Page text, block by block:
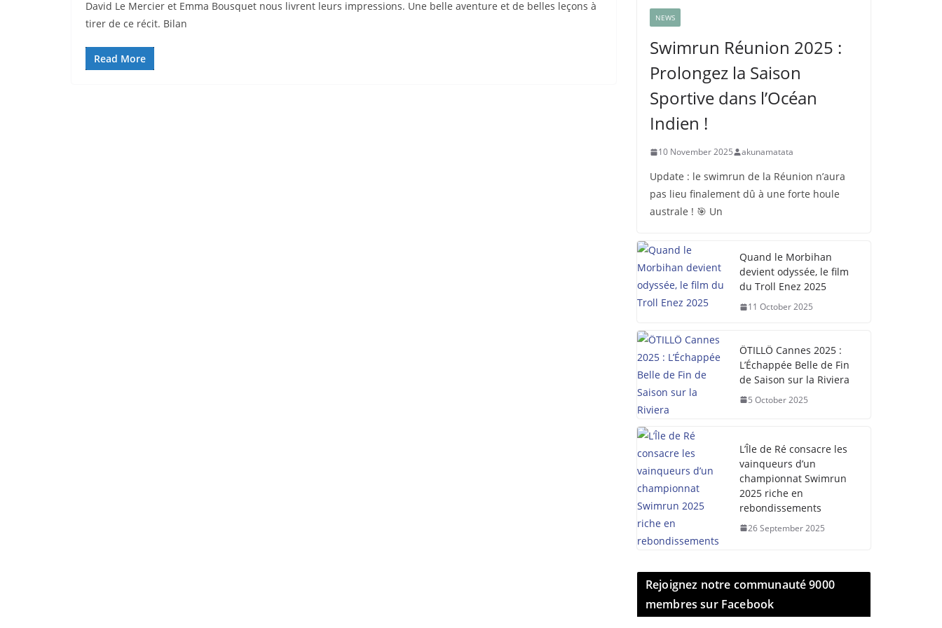
David Le Mercier et Emma Bousquet nous livrent leurs impressions. Une belle aventure et de belles leçons à
tirer de ce récit. Bilan
Read More
NEWS
Swimrun Réunion 2025 :
Prolongez la Saison
Sportive dans l’Océan
Indien !
10 November 2025 akunamatata
Update : le swimrun de la Réunion n’aura
pas lieu finalement dû à une forte houle
australe ! 🎯 Un
Quand le Morbihan
devient odyssée, le film
du Troll Enez 2025
11 October 2025
ÖTILLÖ Cannes 2025 :
L’Échappée Belle de Fin
de Saison sur la Riviera
5 October 2025
L’Île de Ré consacre les
vainqueurs d’un
championnat Swimrun
2025 riche en
rebondissements
26 September 2025
Rejoignez notre communauté 9000
membres sur Facebook